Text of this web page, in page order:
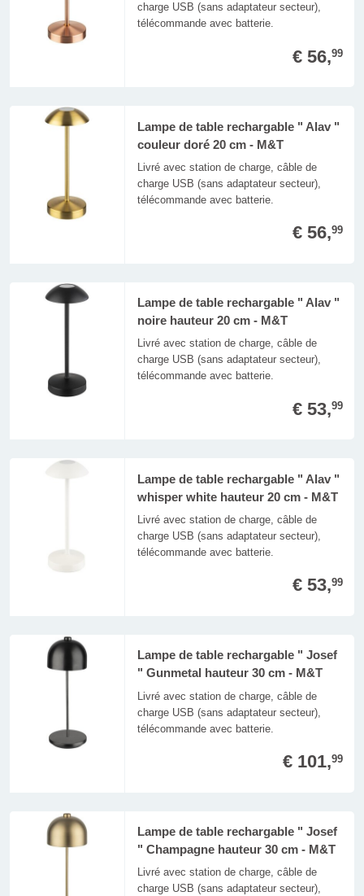
charge USB (sans adaptateur secteur),
télécommande avec batterie.
€ 56,99
Lampe de table rechargable " Alav "
couleur doré 20 cm - M&T
Livré avec station de charge, câble de
charge USB (sans adaptateur secteur),
télécommande avec batterie.
€ 56,99
Lampe de table rechargable " Alav "
noire hauteur 20 cm - M&T
Livré avec station de charge, câble de
charge USB (sans adaptateur secteur),
télécommande avec batterie.
€ 53,99
Lampe de table rechargable " Alav "
whisper white hauteur 20 cm - M&T
Livré avec station de charge, câble de
charge USB (sans adaptateur secteur),
télécommande avec batterie.
€ 53,99
Lampe de table rechargable " Josef
" Gunmetal hauteur 30 cm - M&T
Livré avec station de charge, câble de
charge USB (sans adaptateur secteur),
télécommande avec batterie.
€ 101,99
Lampe de table rechargable " Josef
" Champagne hauteur 30 cm - M&T
Livré avec station de charge, câble de
charge USB (sans adaptateur secteur),